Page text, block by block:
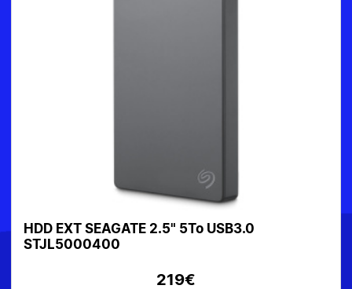
HDD EXT SEAGATE 2.5" 5To USB3.0
STJL5000400
219€